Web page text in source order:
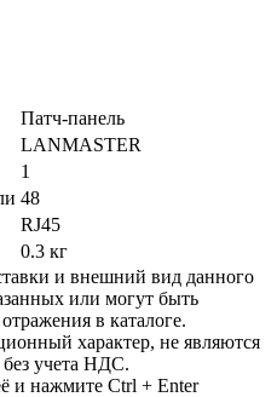
Патч-панель
LANMASTER
1
48
RJ45
0.3 кг
и внешний вид данного
или могут быть
в каталоге.
характер, не являются
учета НДС.
и нажмите Ctrl + Enter